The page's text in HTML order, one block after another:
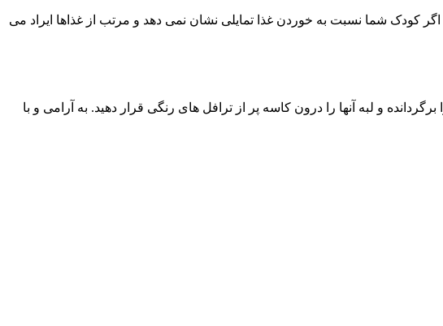
کودک شما نسبت به خوردن غذا تمایلی نشان نمی دهد و مرتب از غذاها ایراد می
و لبه آنها را درون کاسه پر از ترافل های رنگی قرار دهید. به آرامی و با